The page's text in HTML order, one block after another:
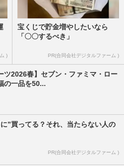
)
宝くじで貯金増やしたいなら
「〇〇するべき」
PR(合同会社デジタルファーム )
ツ2026春】セブン・ファミマ・ロー
の一品を50...
”買ってる？それ、当たらない人の
PR(合同会社デジタルファーム )